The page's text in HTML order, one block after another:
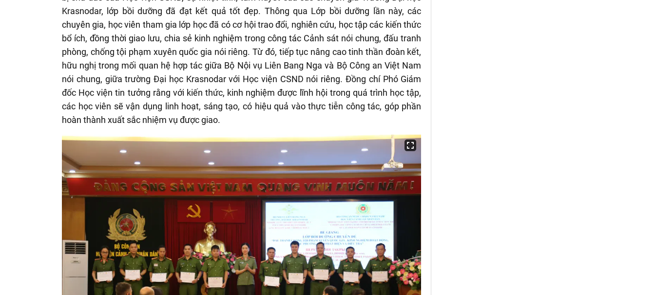
Krasnodar, lớp bồi dưỡng đã đạt kết quả tốt đẹp. Thông qua Lớp bồi dưỡng lần này, các
chuyên gia, học viên tham gia lớp học đã có cơ hội trao đổi, nghiên cứu, học tập các kiến thức
bổ ích, đồng thời giao lưu, chia sẻ kinh nghiệm trong công tác Cảnh sát nói chung, đấu tranh
phòng, chống tội phạm xuyên quốc gia nói riêng. Từ đó, tiếp tục nâng cao tinh thần đoàn kết,
hữu nghị trong mối quan hệ hợp tác giữa Bộ Nội vụ Liên Bang Nga và Bộ Công an Việt Nam
nói chung, giữa trường Đại học Krasnodar với Học viện CSND nói riêng. Đồng chí Phó Giám
đốc Học viện tin tưởng rằng với kiến thức, kinh nghiệm được lĩnh hội trong quá trình học tập,
các học viên sẽ vận dụng linh hoạt, sáng tạo, có hiệu quả vào thực tiễn công tác, góp phần
hoàn thành xuất sắc nhiệm vụ được giao.